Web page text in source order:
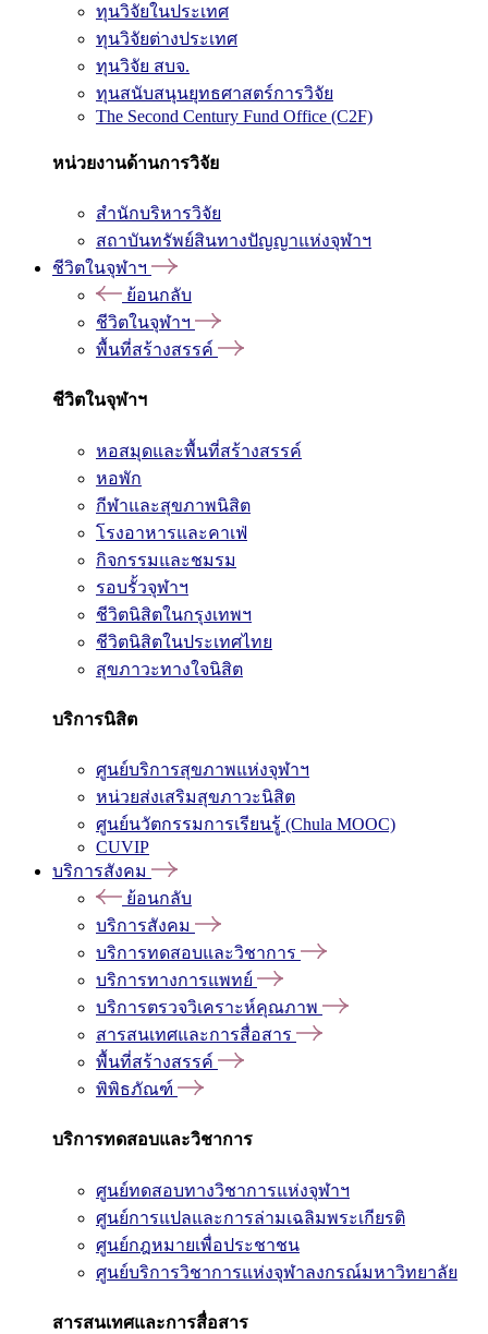
ทุนวิจัยในประเทศ
ทุนวิจัยต่างประเทศ
ทุนวิจัย สบจ.
ทุนสนับสนุนยุทธศาสตร์การวิจัย
The Second Century Fund Office (C2F)
หน่วยงานด้านการวิจัย
สำนักบริหารวิจัย
สถาบันทรัพย์สินทางปัญญาแห่งจุฬาฯ
ชีวิตในจุฬาฯ
ย้อนกลับ
ชีวิตในจุฬาฯ
พื้นที่สร้างสรรค์
ชีวิตในจุฬาฯ
หอสมุดและพื้นที่สร้างสรรค์
หอพัก
กีฬาและสุขภาพนิสิต
โรงอาหารและคาเฟ่
กิจกรรมและชมรม
รอบรั้วจุฬาฯ
ชีวิตนิสิตในกรุงเทพฯ
ชีวิตนิสิตในประเทศไทย
สุขภาวะทางใจนิสิต
บริการนิสิต
ศูนย์บริการสุขภาพแห่งจุฬาฯ
หน่วยส่งเสริมสุขภาวะนิสิต
ศูนย์นวัตกรรมการเรียนรู้ (Chula MOOC)
CUVIP
บริการสังคม
ย้อนกลับ
บริการสังคม
บริการทดสอบและวิชาการ
บริการทางการแพทย์
บริการตรวจวิเคราะห์คุณภาพ
สารสนเทศและการสื่อสาร
พื้นที่สร้างสรรค์
พิพิธภัณฑ์
บริการทดสอบและวิชาการ
ศูนย์ทดสอบทางวิชาการแห่งจุฬาฯ
ศูนย์การแปลและการล่ามเฉลิมพระเกียรติ
ศูนย์กฎหมายเพื่อประชาชน
ศูนย์บริการวิชาการแห่งจุฬาลงกรณ์มหาวิทยาลัย
สารสนเทศและการสื่อสาร